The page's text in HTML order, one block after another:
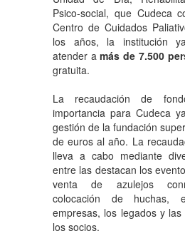
Psico-social, que Cudeca
Centro de Cuidados
los años, la institución
atender amás de 7.500
gratuita.
La recaudación de
importancia para Cudeca
gestión de la fundación
de euros al año. La
lleva a cabo mediante
entre las destacan los
venta de azulejos
colocación de huchas,
empresas, los legados y
los socios.